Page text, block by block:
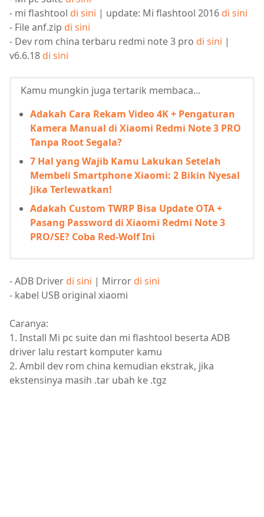
- mi flashtool di sini | update: Mi flashtool 2016 di sini
- File anf.zip di sini
- Dev rom china terbaru redmi note 3 pro di sini |
v6.6.18 di sini
Kamu mungkin juga tertarik membaca...
Adakah Cara Rekam Video 4K + Pengaturan
Kamera Manual di Xiaomi Redmi Note 3 PRO
Tanpa Root Segala?
7 Hal yang Wajib Kamu Lakukan Setelah
Membeli Smartphone Xiaomi: 2 Bikin Nyesal
Jika Terlewatkan!
Adakah Custom TWRP Bisa Update OTA +
Pasang Password di Xiaomi Redmi Note 3
PRO/SE? Coba Red-Wolf Ini
- ADB Driver di sini | Mirror di sini
- kabel USB original xiaomi
Caranya:
1. Install Mi pc suite dan mi flashtool beserta ADB
driver lalu restart komputer kamu
2. Ambil dev rom china kemudian ekstrak, jika
ekstensinya masih .tar ubah ke .tgz